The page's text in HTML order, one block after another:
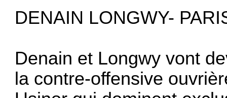
DENAIN LONGWY-
Denain et Longwy vont
la contre-offensive